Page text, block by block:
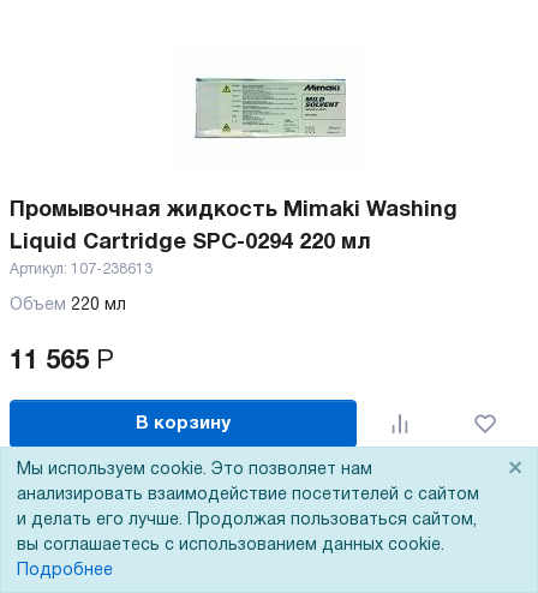
Промывочная жидкость Mimaki Washing
Liquid Cartridge SPC-0294 220 мл
Артикул: 107-238613
Объем 220 мл
11 565 Р
В корзину
Мы используем cookie. Это позволяет нам
анализировать взаимодействие посетителей с сайтом
и делать его лучше. Продолжая пользоваться сайтом,
вы соглашаетесь с использованием данных cookie.
Подробнее
×